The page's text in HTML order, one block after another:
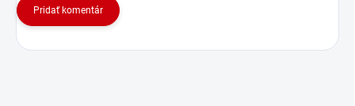
Pridať komentár